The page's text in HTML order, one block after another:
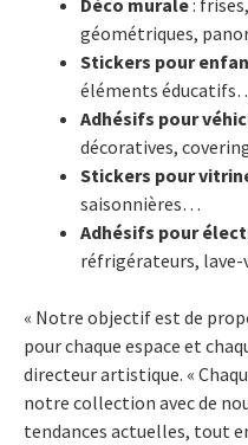
Déco murale:
géométriques,
Stickers pour
éléments
Adhésifs pour
décoratives,
Stickers pour
saisonnières…
Adhésifs pour
réfrigérateurs,
« Notre objectif est de
pour chaque espace et
directeur artistique. «
notre collection avec de
tendances actuelles, tout